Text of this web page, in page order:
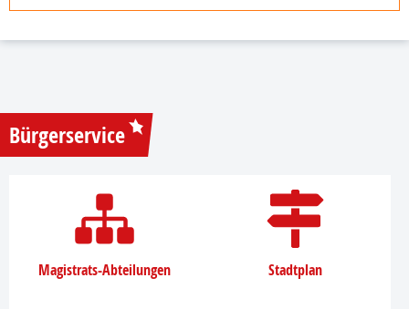
Bürgerservice
Magistrats-Abteilungen Stadtplan